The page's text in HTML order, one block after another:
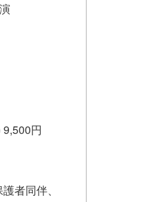
円
者同伴、